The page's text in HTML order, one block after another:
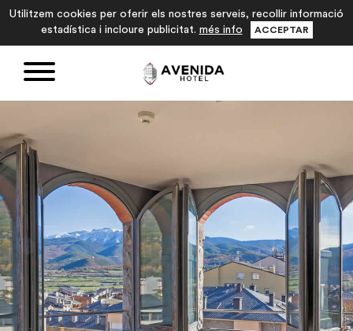
Utilitzem cookies per oferir els nostres serveis, recollir informació
estadística i incloure publicitat. més info ACCEPTAR